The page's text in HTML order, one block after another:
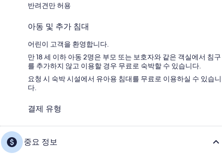
반려견만 허용
아동 및 추가 침대
어린이 고객을 환영합니다.
만 18 세 이하 아동 2명은 부모 또는 보호자와 같은 객실에서 침구
를 추가하지 않고 이용할 경우 무료로 숙박할 수 있습니다.
요청 시 숙박 시설에서 유아용 침대를 무료로 이용하실 수 있습니
다.
결제 유형
중요 정보